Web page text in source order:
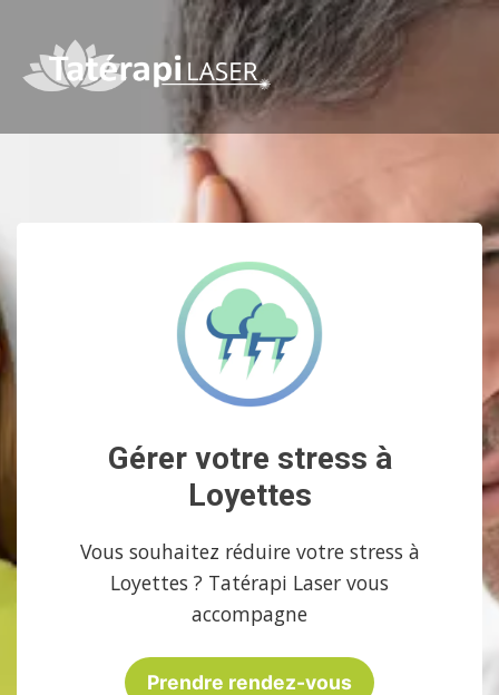
Gérer votre stress à
Loyettes
Vous souhaitez réduire votre stress à
Loyettes ? Tatérapi Laser vous
accompagne
Prendre rendez-vous